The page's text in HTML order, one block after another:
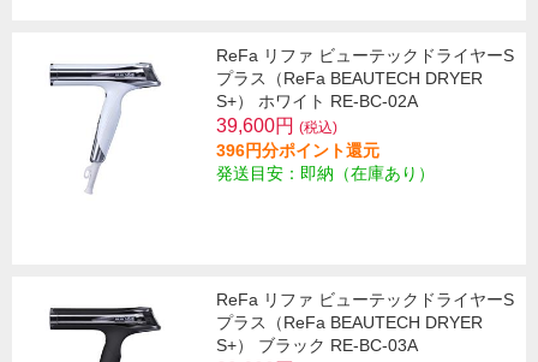
ReFa リファ ビューテックドライヤーS
プラス（ReFa BEAUTECH DRYER
S+） ホワイト RE-BC-02A
39,600円 (税込)
396円分ポイント還元
発送目安：即納（在庫あり）
ReFa リファ ビューテックドライヤーS
プラス（ReFa BEAUTECH DRYER
S+） ブラック RE-BC-03A